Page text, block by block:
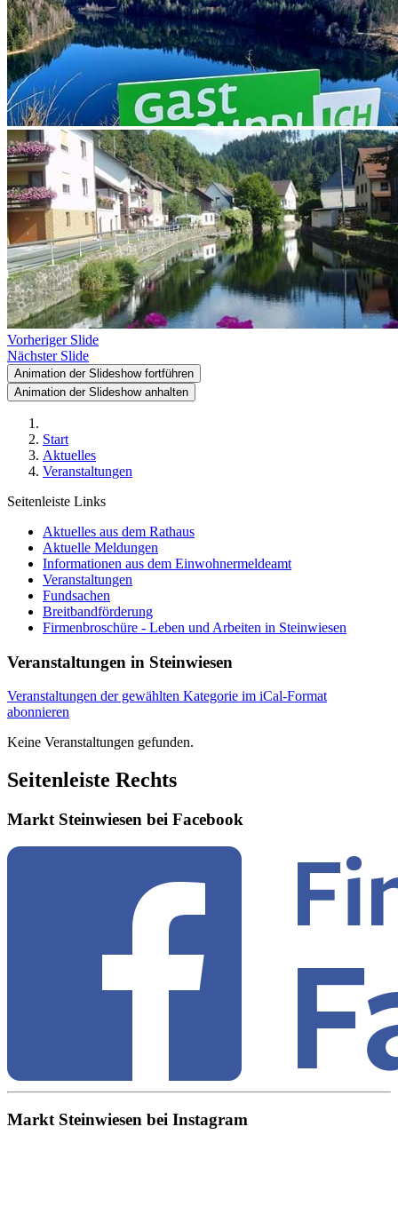
Vorheriger Slide
Nächster Slide
Animation der Slideshow fortführen
Animation der Slideshow anhalten
Start
Aktuelles
Veranstaltungen
Seitenleiste Links
Aktuelles aus dem Rathaus
Aktuelle Meldungen
Informationen aus dem Einwohnermeldeamt
Veranstaltungen
Fundsachen
Breitbandförderung
Firmenbroschüre - Leben und Arbeiten in Steinwiesen
Veranstaltungen in Steinwiesen
Veranstaltungen der gewählten Kategorie im iCal-Format
abonnieren
Keine Veranstaltungen gefunden.
Seitenleiste Rechts
Markt Steinwiesen bei Facebook
Markt Steinwiesen bei Instagram